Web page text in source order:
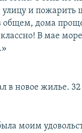
улицу и
общем, дома
В мае
в новое жилье.
моим